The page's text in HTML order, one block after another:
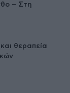
– Στη
θεραπεία